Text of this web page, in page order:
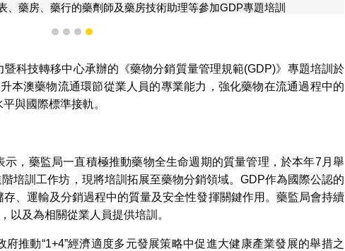
、藥房、藥行的藥劑師及藥房技術助理等參加GDP專題培訓
1 2 3 4
科技轉移中心承辦的《藥物分銷質量管理規範(GDP)》專題培訓於
本澳藥物流通環節從業人員的專業能力，強化藥物在流通過程中的
與國際標準接軌。
示，藥監局一直積極推動藥物全生命週期的質量管理，於本年7月舉
培訓工作坊，現將培訓拓展至藥物分銷領域。GDP作為國際公認的
、運輸及分銷過程中的質量及安全性發揮關鍵作用。藥監局會持續
以及為相關從業人員提供培訓。
推動“1+4”經濟適度多元發展策略中促進大健康產業發展的舉措之